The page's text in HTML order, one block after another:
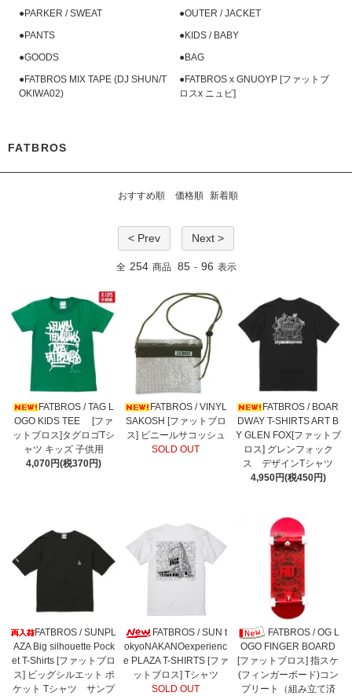
●PARKER / SWEAT
●OUTER / JACKET
●PANTS
●KIDS / BABY
●GOODS
●BAG
●FATBROS MIX TAPE (DJ SHUN/T
OKIWA02)
●FATBROS x GNUOYP [ファットブ
ロスx ニュピ]
FATBROS
おすすめ順 価格順 新着順
< Prev Next >
全 254 商品 85 - 96 表示
FATBROS / TAG L
OGO KIDS TEE [ファ
ットブロス]タグロゴTシ
ャツ キッズ 子供用
4,070円(税370円)
FATBROS / VINYL
SAKOSH [ファットブロ
ス] ビニールサコッシュ
SOLD OUT
FATBROS / BOAR
DWAY T-SHIRTS ART B
Y GLEN FOX[ファットブ
ロス] グレンフォック
ス デザインTシャツ
4,950円(税450円)
FATBROS / SUNPL
AZA Big silhouette Pock
et T-Shirts [ファットブロ
ス] ビッグシルエット ポ
ケット Tシャツ サンプ
FATBROS / SUN t
okyoNAKANOexperienc
e PLAZA T-SHIRTS [ファ
ットブロス] Tシャツ
SOLD OUT
FATBROS / OG L
OGO FINGER BOARD
[ファットブロス] 指スケ
(フィンガーボード)コン
プリート（組み立て済